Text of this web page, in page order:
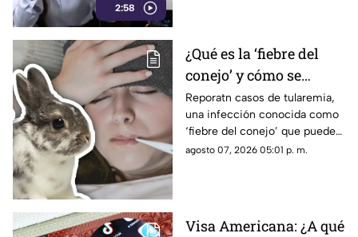
2:58
evidencia, nadie puede.
¿Qué es la ‘fiebre del
conejo’ y cómo se
contagia? Reportan
casos de tularemia y
genera alerta en la
población
Reporatn casos de tularemia,
una infección conocida como
‘fiebre del conejo’ que puede
resultar muy grave. Te
agosto 07, 2026 05:01 p. m.
Visa Americana: ¿A qué